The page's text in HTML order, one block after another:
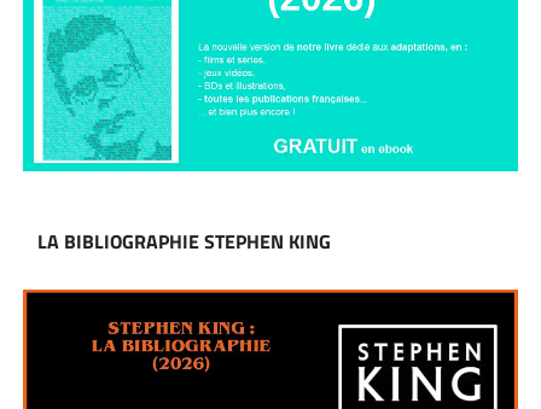
LA BIBLIOGRAPHIE STEPHEN KING